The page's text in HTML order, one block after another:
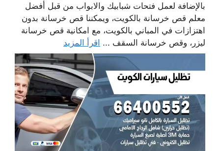
بالإضافة لعمل فتحات شبابيك والابواب من قبل أفضل
معلم قص خرسانة بالكويت، ويمكننا قص خرسانة بدون
اهتزازات في المباني بالكويت، مع امكانية قص خرسانة
ليزر، وقص خرسانة السقف ... اقرأ المزيد